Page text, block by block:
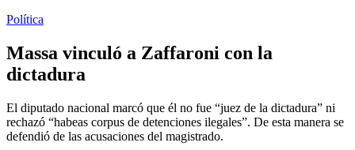
Política
Massa vinculó a Zaffaroni con la
dictadura
El diputado nacional marcó que él no fue “juez de la dictadura” ni
rechazó “habeas corpus de detenciones ilegales”. De esta manera se
defendió de las acusaciones del magistrado.